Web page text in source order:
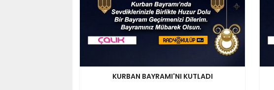
KURBAN BAYRAMI'NI KUTLADI